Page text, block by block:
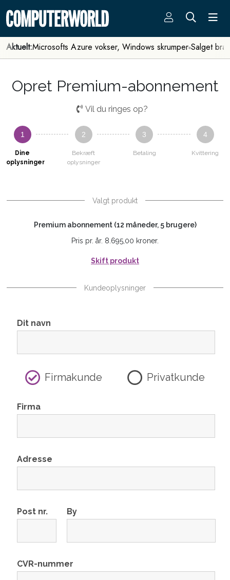
Aktuelt:Microsofts Azure vokser, Windows skrumper Salget
Opret Premium-abonnement
Vil du ringes op?
1
Dine
oplysninger
2
Bekræft
oplysninger
3
Betaling
4
Kvittering
Valgt produkt
Premium abonnement (12 måneder, 5 brugere)
Pris pr. år. 8.695,00 kroner.
Skift produkt
Kundeoplysninger
Dit navn
Firmakunde Privatkunde
Firma
Adresse
Post nr. By
CVR-nummer